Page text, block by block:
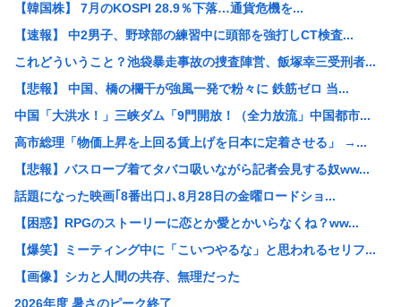
【韓国株】 7月のKOSPI 28.9％下落…通貨危機を...
【速報】 中2男子、野球部の練習中に頭部を強打しCT検査...
これどういうこと？池袋暴走事故の捜査陣営、飯塚幸三受刑者...
【悲報】 中国、橋の欄干が強風一発で粉々に 鉄筋ゼロ 当...
中国「大洪水！」三峡ダム「9門開放！（全力放流」中国都市...
高市総理「物価上昇を上回る賃上げを日本に定着させる」 →...
【悲報】バスローブ着てタバコ吸いながら記者会見する奴ww...
話題になった映画｢8番出口｣､8月28日の金曜ロードショ...
【困惑】RPGのストーリーに恋とか愛とかいらなくね？ww...
【爆笑】ミーティング中に「こいつやるな」と思われるセリフ...
【画像】シカと人間の共存、無理だった
2026年度 暑さのピーク終了